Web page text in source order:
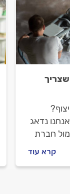
נדאג
חברת
עולה
קרא עוד